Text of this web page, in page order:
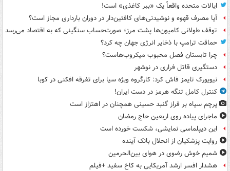
ایالات متحده واقعاً یک «ببر کاغذی» است!
آیا مصرف قهوه و نوشیدنی‌های کافئین‌دار در دوران بارداری مجاز است؟
توقف طولانی کامیون‌ها پشت مرز؛ صورت‌حساب سنگینی که به اقتصاد می‌رسد
حماقت ترامپ با ذخایر انرژی جهان چه کرد؟
چرا تابستان فصل محبوب میکروب‌هاست؟
دستگیری قاتل فراری در نوشهر
نیویورک تایمز فاش کرد: کارگروه ویژه سیا برای تفرقه افکنی در کوبا
کنترل کامل تنگه هرمز در دست ایران!
پرچم سیاه بر فراز گنبد حسینی همچنان در اهتزاز است
ماجرای پیاده روی اربعین حاج رمضان
این دیپلماسی نمایشی، شکست خورده است
روایت پزشکیان از انحلال بانک آینده
شمیم خوش رضوی در هوای بین‌الحرمین
هشدار افسر ارشد آمریکایی به کاخ سفید +فیلم